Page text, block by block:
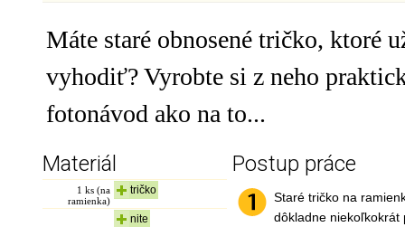
Máte staré obnosené tričko, ktoré
vyhodiť? Vyrobte si z neho
fotonávod ako na to...
Materiál
1 ks (na
ramienka)
tričko
nite
Postup práce
Staré tričko na
dôkladne niekoľkokrát